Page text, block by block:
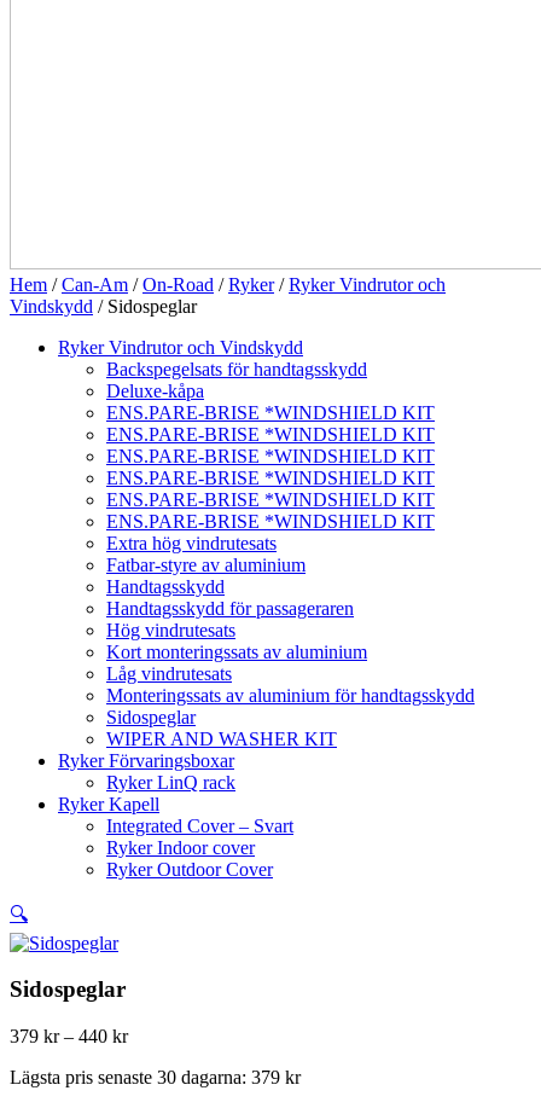
Hem /Can-Am /On-Road /Ryker/Ryker Vindrutor och
Vindskydd / Sidospeglar
Ryker Vindrutor och Vindskydd
Backspegelsats för handtagsskydd
Deluxe-kåpa
ENS.PARE-BRISE *WINDSHIELD KIT
ENS.PARE-BRISE *WINDSHIELD KIT
ENS.PARE-BRISE *WINDSHIELD KIT
ENS.PARE-BRISE *WINDSHIELD KIT
ENS.PARE-BRISE *WINDSHIELD KIT
ENS.PARE-BRISE *WINDSHIELD KIT
Extra hög vindrutesats
Fatbar-styre av aluminium
Handtagsskydd
Handtagsskydd för passageraren
Hög vindrutesats
Kort monteringssats av aluminium
Låg vindrutesats
Monteringssats av aluminium för handtagsskydd
Sidospeglar
WIPER AND WASHER KIT
Ryker Förvaringsboxar
Ryker LinQ rack
Ryker Kapell
Integrated Cover – Svart
Ryker Indoor cover
Ryker Outdoor Cover
🔍
Sidospeglar
379 kr – 440 krPrisintervall:
till
Lägsta pris senaste 30 dagarna: 379 kr